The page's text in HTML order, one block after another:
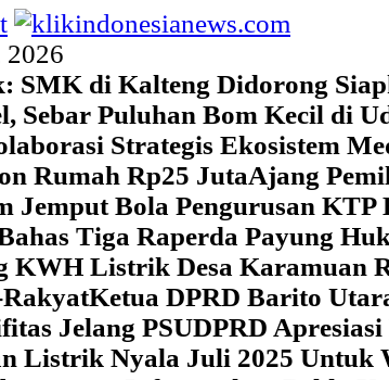
2026
SMK di Kalteng Didorong
Sebar Puluhan Bom Kecil di
Strategis Ekosistem
Rumah Rp25 JutaAjang
Jemput Bola Pengurusan
Tiga Raperda Payung
KWH Listrik Desa Karamuan
Ketua DPRD Barito
Jelang PSUDPRD
Listrik Nyala Juli 2025 Untuk